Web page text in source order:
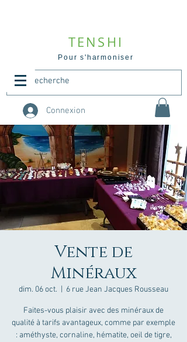
TENSHI
Pour s'harmoniser
Connexion
Vente de
Minéraux
dim. 06 oct.
  |
6 rue Jean Jacques Rousseau
Faites-vous plaisir avec des minéraux de
qualité à tarifs avantageux, comme par exemple
: améthyste, cornaline, hématite, oeil de tigre,